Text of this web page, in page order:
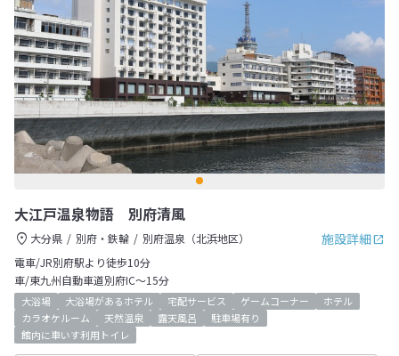
大江戸温泉物語 別府清風
施設詳細
大分県 別府・鉄輪
別府温泉（北浜地区）
電車/JR別府駅より徒歩10分
車/東九州自動車道別府IC～15分
大浴場 大浴場があるホテル 宅配サービス ゲームコーナー
ホテル
カラオケルーム
天然温泉 露天風呂
駐車場有り
館内に車いす利用トイレ